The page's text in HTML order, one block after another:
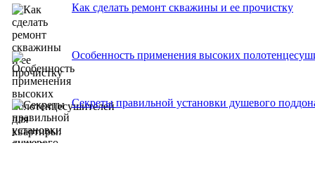
Как сделать ремонт скважины и ее прочистку
Особенность применения высоких
Секреты правильной установки душевого